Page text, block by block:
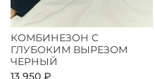
КОМБИНЕЗОН С
ГЛУБОКИМ ВЫРЕЗОМ
ЧЕРНЫЙ
13 950 ₽